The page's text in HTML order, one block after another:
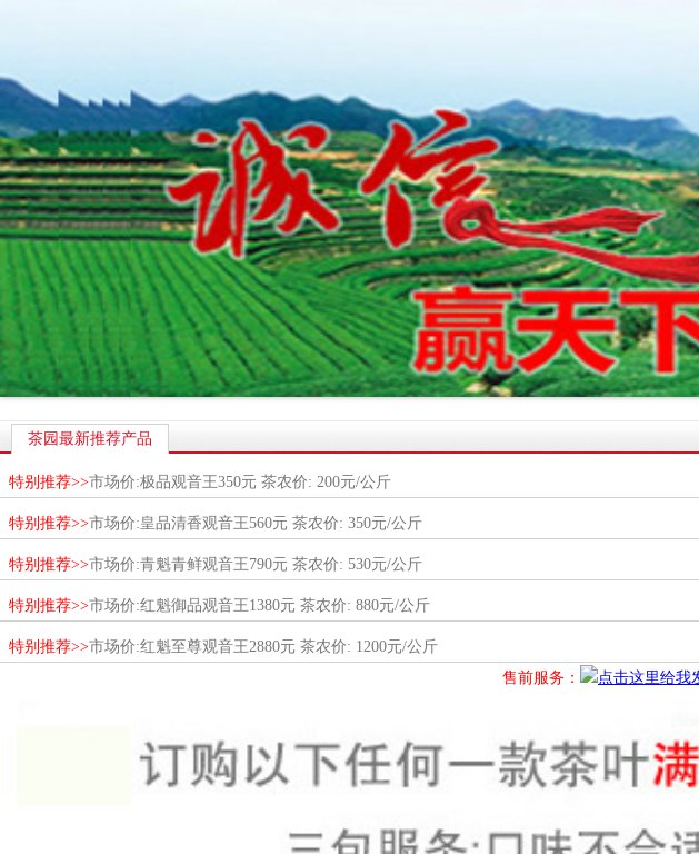
茶园最新推荐产品
特别推荐>>市场价:极品观音王350元 茶农价: 200元/公斤
特别推荐>>市场价:皇品清香观音王560元 茶农价: 350元/公斤
特别推荐>>市场价:青魁青鲜观音王790元 茶农价: 530元/公斤
特别推荐>>市场价:红魁御品观音王1380元 茶农价: 880元/公斤
特别推荐>>市场价:红魁至尊观音王2880元 茶农价: 1200元/公斤
售前服务：